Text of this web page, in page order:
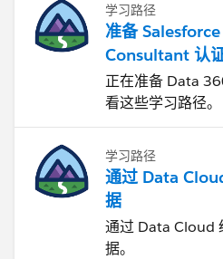
学习路径
准备
Consultant 认
正在准备 Data
看这些学习路径。
学习路径
通过 Data
据
通过 Data Cloud
据。